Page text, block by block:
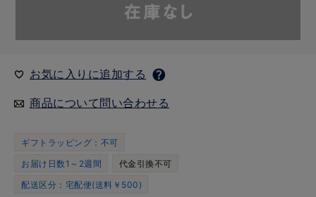
お気に入りに追加する
商品について問い合わせる
ギフトラッピング：不可
お届け日数1～2週間
代金引換不可
配送区分：宅配便(送料￥500)